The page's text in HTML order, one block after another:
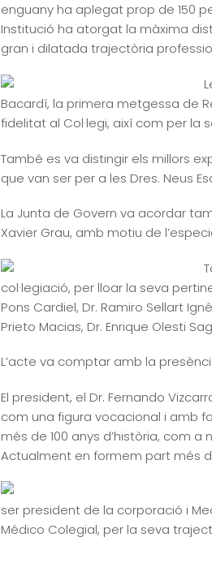
enguany ha aplegat prop de 150
Institució ha atorgat la màxima
gran i dilatada trajectòria
Bacardí, la primera metgessa de
fidelitat al Col·legi, així com per la
També es va distingir els millors
que van ser per a les Dres. Neus
La Junta de Govern va acordar
Xavier Grau, amb motiu de
col·legiació, per lloar la seva
Pons Cardiel, Dr. Ramiro Sellart
Prieto Macias, Dr. Enrique Olesti
L’acte va comptar amb la
El president, el Dr. Fernando
com una figura vocacional i amb
més de 100 anys d’història, com
Actualment en formem part més
ser president de la corporació i
Médico Colegial, per la seva